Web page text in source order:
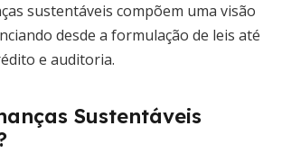
sustentáveis compõem uma visão
desde a formulação de leis até
e auditoria.
Sustentáveis